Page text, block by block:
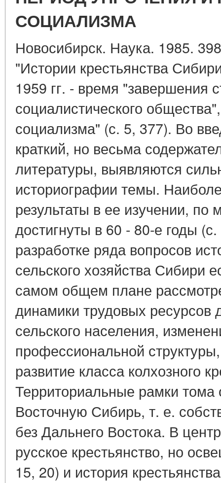
СОЦИАЛИЗМА
Новосибирск. Наука. 1985.
"Истории крестьянства
1959 гг. - время "завершения
социалистического
социализма" (с. 5, 377). Во
краткий, но весьма
литературы, выявляются
историографии темы.
результаты в ее изучении,
достигнуты в 60 - 80-е годы
разработке ряда вопросов
сельского хозяйства Сибири
самом общем плане
динамики трудовых ресурсов
сельского населения,
профессиональной
развитие класса колхозного
Территориальные рамки
Восточную Сибирь, т. е.
без Дальнего Востока. В
русское крестьянство, но
15, 20) и история